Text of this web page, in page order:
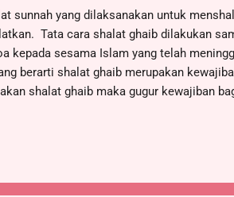
sunnah yang dilaksanakan untuk
Tata cara shalat ghaib dilakukan
kepada sesama Islam yang telah
berarti shalat ghaib merupakan
shalat ghaib maka gugur kewajiban
SAW dan para sahabatnya ketika
An Najasyi pada hari kematiannya.